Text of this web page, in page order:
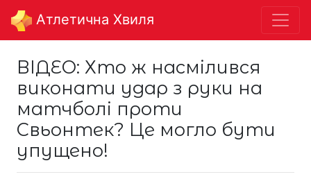
Aтлетична Хвиля
ВІДЕО: Хто ж насмілився
виконати удар з руки на
матчболі проти
Свьонтек? Це могло бути
упущено!